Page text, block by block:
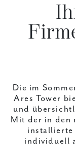
Die im
Ares Tower
und
Mit der in den
installierte
individuell